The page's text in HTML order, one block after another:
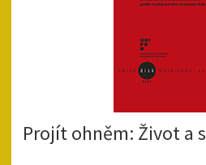
Projít ohněm: Život a